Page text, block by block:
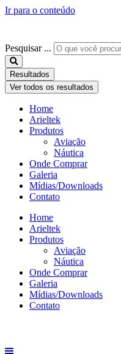
Ir para o conteúdo
Pesquisar ...
Resultados
Ver todos os resultados
Home
Arieltek
Produtos
Aviação
Náutica
Onde Comprar
Galeria
Mídias/Downloads
Contato
Home
Arieltek
Produtos
Aviação
Náutica
Onde Comprar
Galeria
Mídias/Downloads
Contato